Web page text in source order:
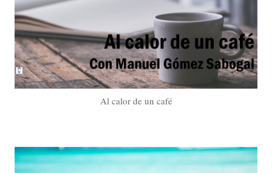
Al calor de un café